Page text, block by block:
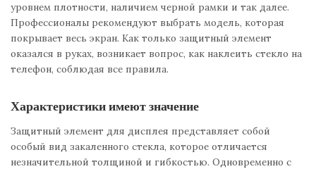
уровнем плотности, наличием черной рамки и так далее.
Профессионалы рекомендуют выбрать модель, которая
покрывает весь экран. Как только защитный элемент
оказался в руках, возникает вопрос, как наклеить стекло на
телефон, соблюдая все правила.
Характеристики имеют значение
Защитный элемент для дисплея представляет собой
особый вид закаленного стекла, которое отличается
незначительной толщиной и гибкостью. Одновременно с